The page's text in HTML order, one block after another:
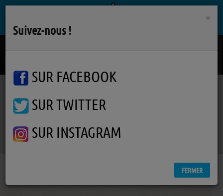
Podcasts L'info des Pipelettes
L'info des Pipelettes
×
Suivez-nous !
SUR FACEBOOK
SUR TWITTER
SUR INSTAGRAM
FERMER